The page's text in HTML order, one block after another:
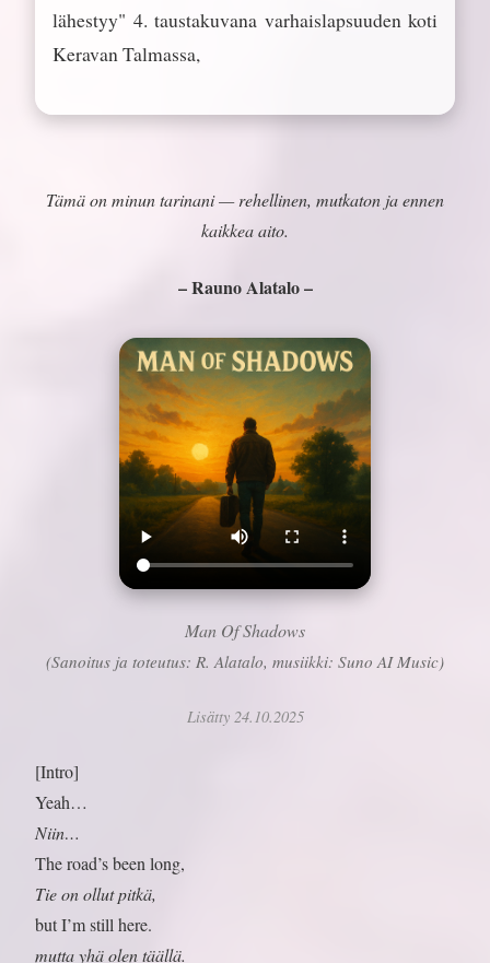
lähestyy" 4. taustakuvana varhaislapsuuden koti
Keravan Talmassa,
Tämä on minun tarinani — rehellinen, mutkaton ja ennen
kaikkea aito.
– Rauno Alatalo –
Man Of Shadows
(Sanoitus ja toteutus: R. Alatalo, musiikki: Suno AI Music)
Lisätty 24.10.2025
[Intro]
Yeah…
Niin…
The road’s been long,
Tie on ollut pitkä,
but I’m still here.
mutta yhä olen täällä.